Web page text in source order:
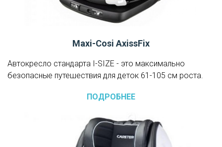
Maxi-Cosi AxissFix
Автокресло стандарта I-SIZE - это максимально
безопасные путешествия для деток 61-105 см роста.
ПОДРОБНЕЕ